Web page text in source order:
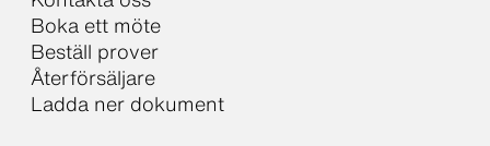
Boka ett möte
Beställ prover
Återförsäljare
Ladda ner dokument